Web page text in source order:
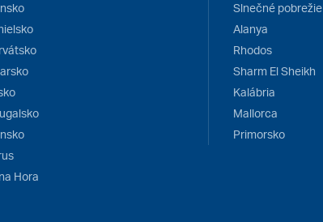
Hora
Slnečné pobrežie
Alanya
Rhodos
Sharm El Sheikh
Kalábria
Mallorca
Primorsko